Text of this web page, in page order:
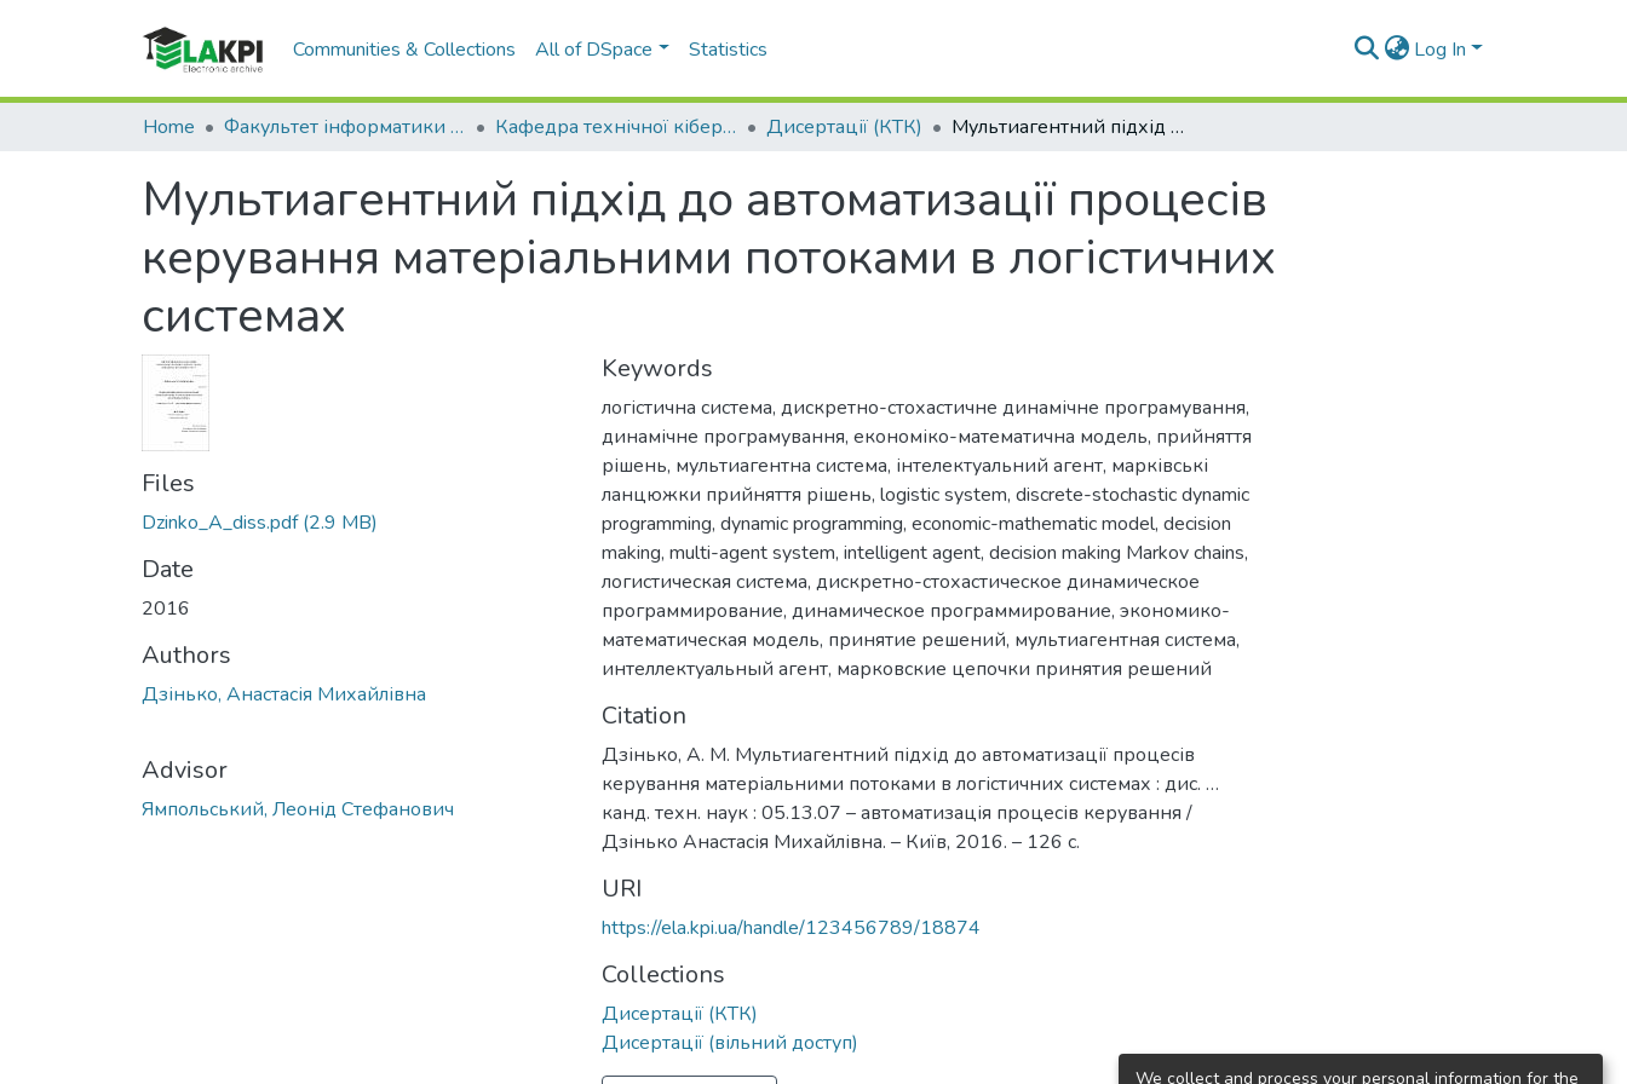
Communities & Collections All of DSpace Statistics Log In
Home Факультет інформатики та обчислювальної техніки (ФІОТ) Кафедра технічної кібернетики (КТК) Дисертації (КТК) Мультиагентний підхід до автоматизації процесів керування матеріальними потоками в логістичних системах
Мультиагентний підхід до автоматизації процесів
керування матеріальними потоками в логістичних
системах
Files
Dzinko_A_diss.pdf(2.9 MB)
Date
2016
Authors
Дзінько, Анастасія Михайлівна
Advisor
Ямпольський, Леонід Стефанович
Keywords
логістична система, дискретно-стохастичне динамічне програмування,
динамічне програмування, економіко-математична модель, прийняття
рішень, мультиагентна система, інтелектуальний агент, марківські
ланцюжки прийняття рішень, logistic system, discrete-stochastic dynamic
programming, dynamic programming, economic-mathematic model, decision
making, multi-agent system, intelligent agent, decision making Markov chains,
логистическая система, дискретно-стохастическое динамическое
программирование, динамическое программирование, экономико-
математическая модель, принятие решений, мультиагентная система,
интеллектуальный агент, марковские цепочки принятия решений
Citation
Дзінько, А. М. Мультиагентний підхід до автоматизації процесів
керування матеріальними потоками в логістичних системах : дис. …
канд. техн. наук : 05.13.07 – автоматизація процесів керування /
Дзінько Анастасія Михайлівна. – Київ, 2016. – 126 с.
URI
https://ela.kpi.ua/handle/123456789/18874
Collections
Дисертації (КТК)
Дисертації (вільний доступ)
We collect and process your personal information for the